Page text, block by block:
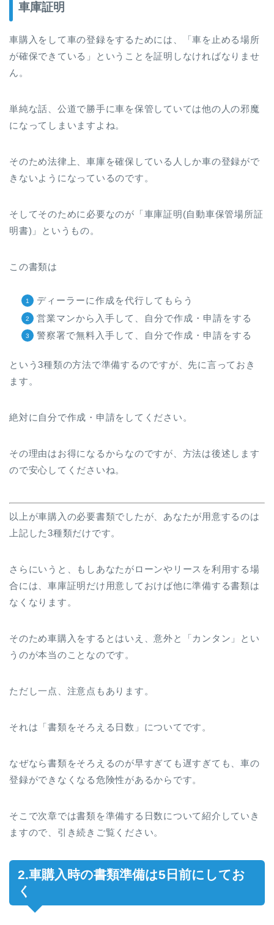
車庫証明
車購入をして車の登録をするためには、「車を止める場所
が確保できている」ということを証明しなければなりませ
ん。
単純な話、公道で勝手に車を保管していては他の人の邪魔
になってしまいますよね。
そのため法律上、車庫を確保している人しか車の登録がで
きないようになっているのです。
そしてそのために必要なのが「車庫証明(自動車保管場所証
明書)」というもの。
この書類は
ディーラーに作成を代行してもらう
営業マンから入手して、自分で作成・申請をする
警察署で無料入手して、自分で作成・申請をする
という3種類の方法で準備するのですが、先に言っておき
ます。
絶対に自分で作成・申請をしてください。
その理由はお得になるからなのですが、方法は後述します
ので安心してくださいね。
以上が車購入の必要書類でしたが、あなたが用意するのは
上記した3種類だけです。
さらにいうと、もしあなたがローンやリースを利用する場
合には、車庫証明だけ用意しておけば他に準備する書類は
なくなります。
そのため車購入をするとはいえ、意外と「カンタン」とい
うのが本当のことなのです。
ただし一点、注意点もあります。
それは「書類をそろえる日数」についてです。
なぜなら書類をそろえるのが早すぎても遅すぎても、車の
登録ができなくなる危険性があるからです。
そこで次章では書類を準備する日数について紹介していき
ますので、引き続きご覧ください。
2.車購入時の書類準備は5日前にしてお
く